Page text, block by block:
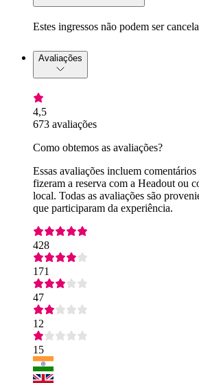
Estes ingressos não podem ser
Avaliações
4,5
673 avaliações
Como obtemos as avaliações?
Essas avaliações incluem
fizeram a reserva com a Headout ou
local. Todas as avaliações são
que participaram da experiência.
428
171
47
12
15